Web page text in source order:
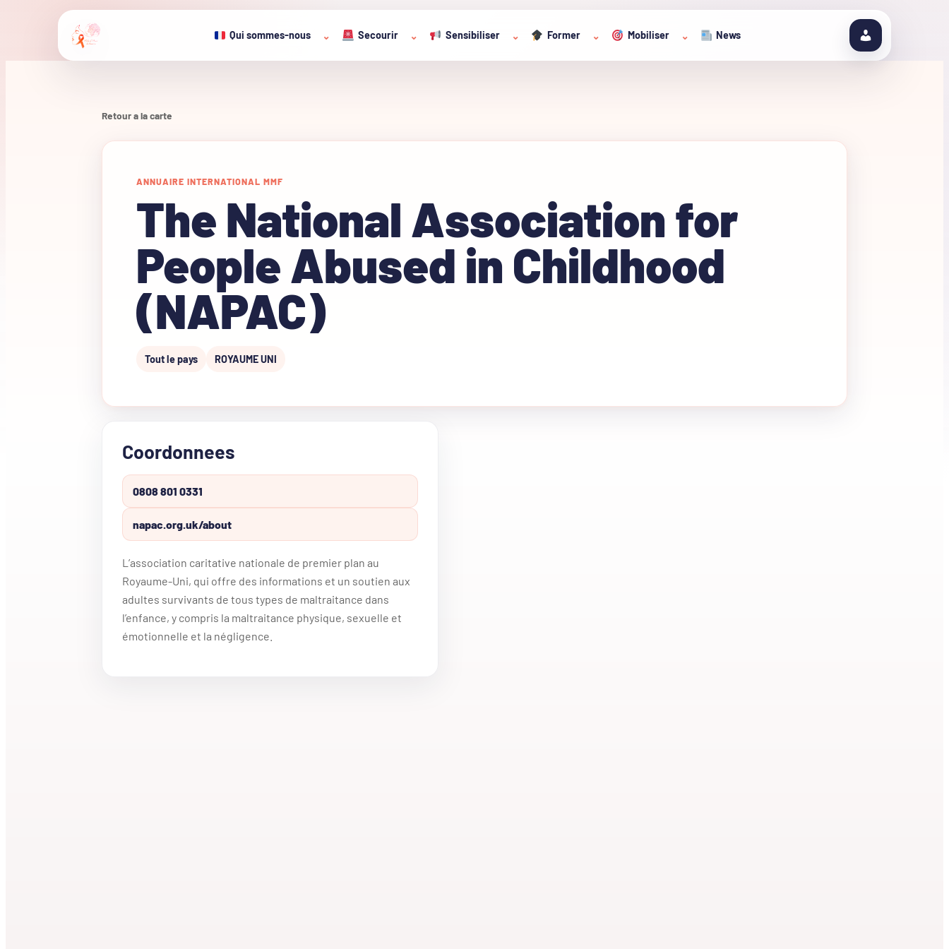
Qui sommes-nous ⌄ Secourir ⌄ Sensibiliser ⌄ Former ⌄ Mobiliser ⌄ News
Retour a la carte
ANNUAIRE INTERNATIONAL MMF
The National Association for
People Abused in Childhood
(NAPAC)
Tout le pays ROYAUME UNI
Coordonnees
0808 801 0331
napac.org.uk/about
L’association caritative nationale de premier plan au
Royaume-Uni, qui offre des informations et un soutien aux
adultes survivants de tous types de maltraitance dans
l’enfance, y compris la maltraitance physique, sexuelle et
émotionnelle et la négligence.